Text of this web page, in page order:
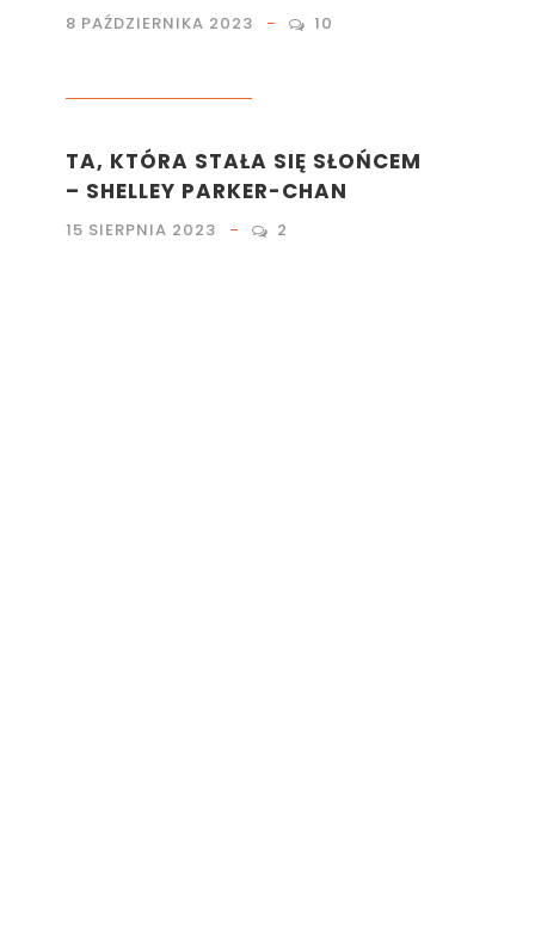
8 PAŹDZIERNIKA 2023 10
TA, KTÓRA STAŁA SIĘ SŁOŃCEM
– SHELLEY PARKER-CHAN
15 SIERPNIA 2023 2